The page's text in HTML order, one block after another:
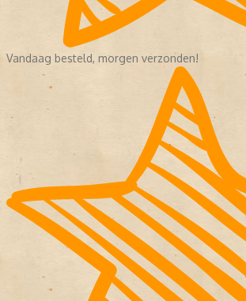
Vandaag besteld, morgen verzonden!